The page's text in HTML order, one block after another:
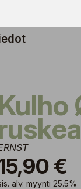
Kulho Ø 14 cm,
€
alv. myynti 25.5%